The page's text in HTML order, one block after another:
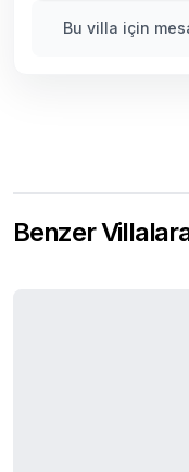
Bu villa için
Benzer